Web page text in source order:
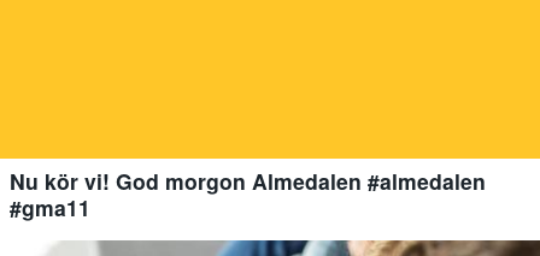
Nu kör vi! God morgon Almedalen #almedalen
#gma11